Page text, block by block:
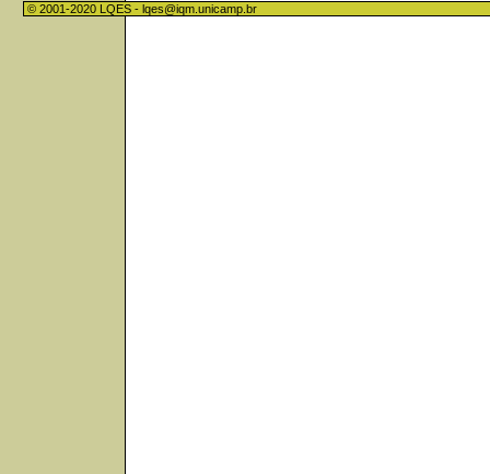
© 2001-2020 LQES - lqes@iqm.unicamp.br